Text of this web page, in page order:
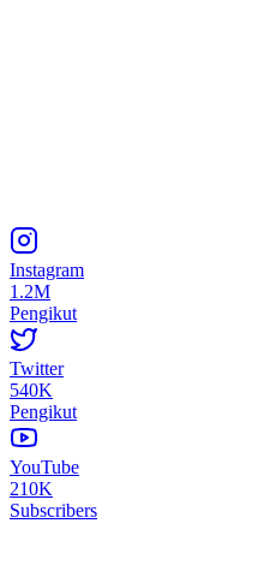
Instagram
1.2M
Pengikut
Twitter
540K
Pengikut
YouTube
210K
Subscribers